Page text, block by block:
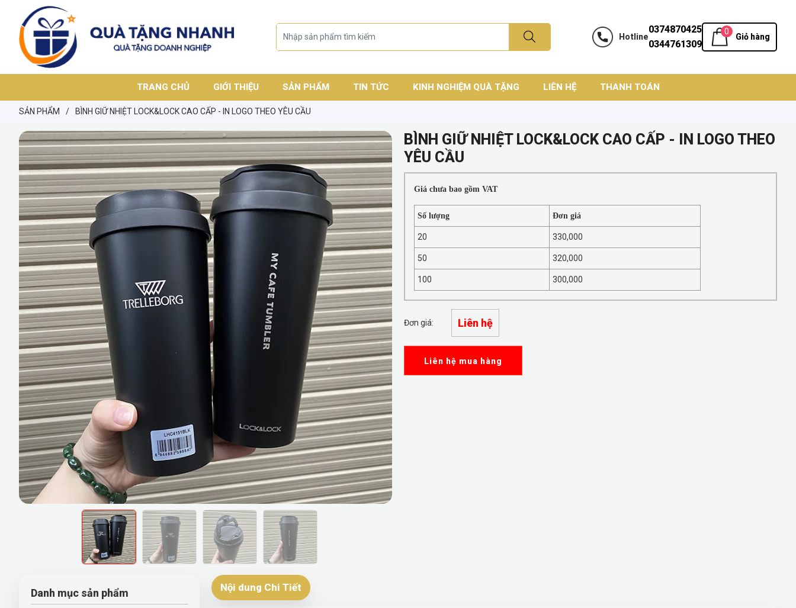
Hotline
0374870425
0344761309
0
Giỏ hàng
TRANG CHỦ GIỚI THIỆU SẢN PHẨM TIN TỨC KINH NGHIỆM QUÀ TẶNG LIÊN HỆ THANH TOÁN
SẢN PHẨM / BÌNH GIỮ NHIỆT LOCK&LOCK CAO CẤP - IN LOGO THEO YÊU CẦU
BÌNH GIỮ NHIỆT LOCK&LOCK CAO CẤP - IN LOGO THEO
YÊU CẦU
Giá chưa bao gồm VAT
Số lượng Đơn giá
20 330,000
50 320,000
100 300,000
Đơn giá: Liên hệ
Liên hệ mua hàng
Danh mục sản phẩm Nội dung Chi Tiết